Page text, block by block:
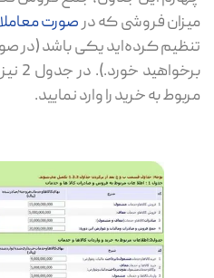
میزان فروشی که درصورت
تنظیم کرده‌اید یکی باشد (در
مربوط به خرید را وارد نمایید.